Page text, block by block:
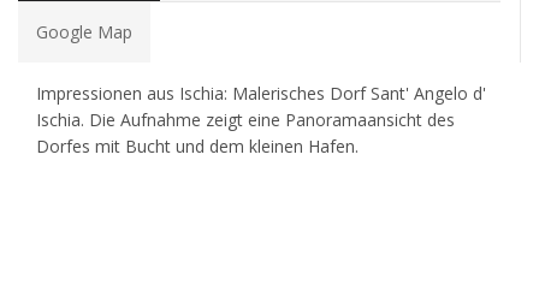
Google Map
Impressionen aus Ischia: Malerisches Dorf Sant' Angelo d'
Ischia. Die Aufnahme zeigt eine Panoramaansicht des
Dorfes mit Bucht und dem kleinen Hafen.